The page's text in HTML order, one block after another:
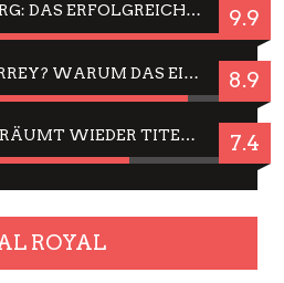
JELLYFISH HAMBURG: DAS ERFOLGREICHE SOMMER-MENÜ 2025 IN GEFÜHLEN UND BILDERN 9.9
CÉSAR FÜR JIM CARREY? WARUM DAS EINER DER NERVIGSTEN ACTORS IST UND BLEIBT 8.9
JING JING: IN-THAI RÄUMT WIEDER TITEL AB – EIN ZWEI-STUNDEN-ERLEBNISBERICHT 7.4
ROYAL